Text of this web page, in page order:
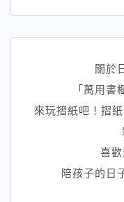
關於
「萬用
來玩摺紙吧！摺
喜
陪孩子的日